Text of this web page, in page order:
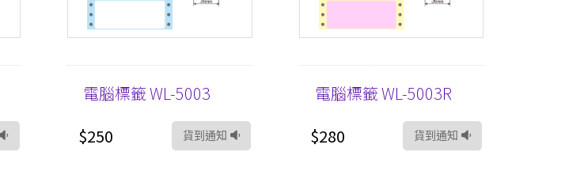
電腦標籤 WL-5003
$250
貨到通知
電腦標籤 WL-5003R
$280
貨到通知